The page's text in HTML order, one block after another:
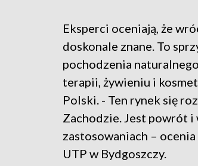
Eksperci oceniają, że
doskonale znane. To
pochodzenia
terapii, żywieniu i
Polski. - Ten rynek się
Zachodzie. Jest powrót
zastosowaniach –
UTP w Bydgoszczy.